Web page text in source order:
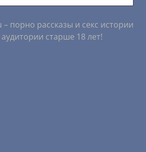
порно рассказы и секс истории
старше 18 лет!